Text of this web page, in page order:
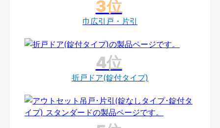
巾広引戸・片引
折戸ドア(錠付タイプ)